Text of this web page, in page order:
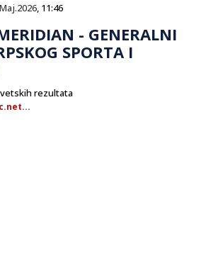
, 11:46
- GENERALNI
SPORTA I
rezultata